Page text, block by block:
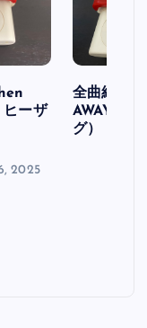
ーザ
2025
全曲紹介
AWAY」
グ）